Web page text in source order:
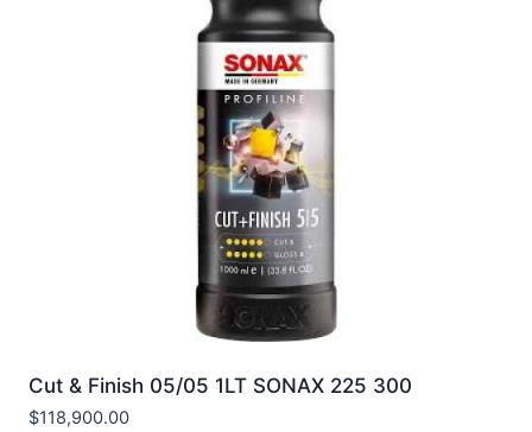
Cut & Finish 05/05 1LT SONAX 225 300
$118,900.00